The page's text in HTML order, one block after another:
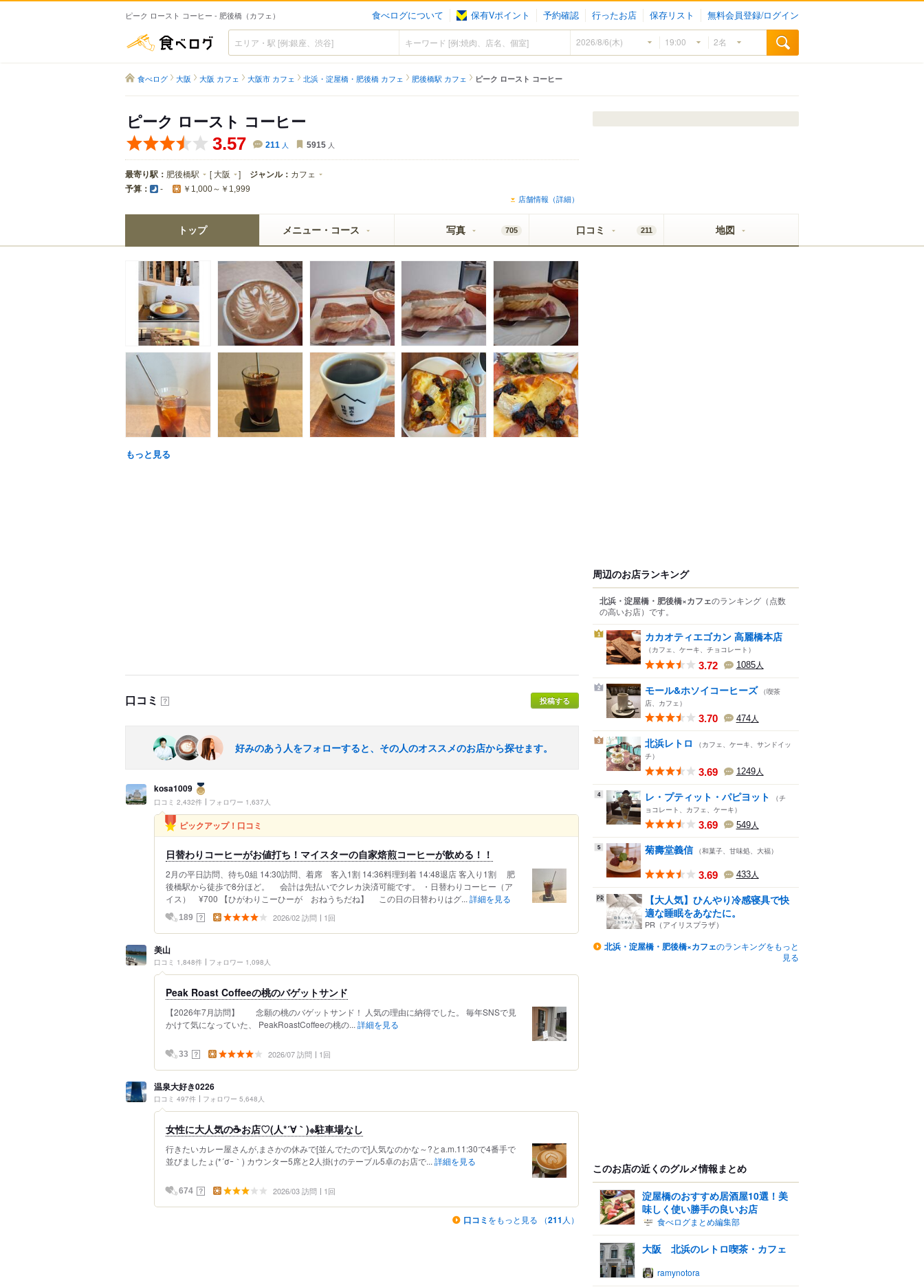
ピーク ロースト コーヒー - 肥後橋（カフェ） 食べログについて 保有Vポイント 予約確認 行ったお店 保存リスト 無料会員登録/ログイン
食べログ
食べログ 大阪 大阪 カフェ 大阪市 カフェ 北浜・淀屋橋・肥後橋 カフェ 肥後橋駅 カフェ ピーク ロースト コーヒー
ピーク ロースト コーヒー
3.57 211 人 5915 人
最寄り駅： 肥後橋駅 [ 大阪 ] ジャンル： カフェ
予算： - ￥1,000～￥1,999
店舗情報（詳細）
トップ メニュー・コース 写真 705 口コミ 211 地図
もっと見る
口コミ ？ 投稿する
好みのあう人をフォローすると、その人のオススメのお店から探せます。
kosa1009
口コミ 2,432件 フォロワー 1,637人
ピックアップ！口コミ
日替わりコーヒーがお値打ち！マイスターの自家焙煎コーヒーが飲める！！
2月の平日訪問、待ち0組 14:30訪問、着席 客入1割 14:36料理到着 14:48退店 客入り1割 肥
後橋駅から徒歩で8分ほど。 会計は先払いでクレカ決済可能です。 ・日替わりコーヒー（ア
イス） ¥700 【ひがわりこーひーが おねうちだね】 この日の日替わりはグ... 詳細を見る
189 ？ 2026/02 訪問 1回
美山
口コミ 1,848件 フォロワー 1,098人
Peak Roast Coffeeの桃のバゲットサンド
【2026年7月訪問】 念願の桃のバゲットサンド！ 人気の理由に納得でした。 毎年SNSで見
かけて気になっていた、 PeakRoastCoffeeの桃の... 詳細を見る
33 ？ 2026/07 訪問 1回
温泉大好き0226
口コミ 497件 フォロワー 5,648人
女性に大人気の☕お店♡(人*´∀｀)※駐車場なし
行きたいカレー屋さんが,まさかの休みで[並んでたので]人気なのかな～?とa.m.11:30で4番手で
並びましたょ(*´σｰ｀) カウンター5席と2人掛けのテーブル5卓のお店で... 詳細を見る
674 ？ 2026/03 訪問 1回
口コミ をもっと見る （211 人）
周辺のお店ランキング
北浜・淀屋橋・肥後橋×カフェのランキング （点数
の高いお店） です。
1 カカオティエゴカン 高麗橋本店
（カフェ、ケーキ、チョコレート）
3.72 1085人
2 モール&ホソイコーヒーズ （喫茶
店、カフェ）
3.70 474人
3 北浜レトロ
（カフェ、ケーキ、サンドイッ
チ）
3.69 1249人
4 レ・プティット・パピヨット
（チ
ョコレート、カフェ、ケーキ）
3.69 549人
5 菊壽堂義信 （和菓子、甘味処、大福）
3.69 433人
【大人気】ひんやり冷感寝具で快
適な睡眠をあなたに。
PR（アイリスプラザ）
北浜・淀屋橋・肥後橋×カフェのランキングをもっと
見る
このお店の近くのグルメ情報まとめ
淀屋橋のおすすめ居酒屋10選！美
味しく使い勝手の良いお店
食べログまとめ編集部
大阪 北浜のレトロ喫茶・カフェ
ramynotora